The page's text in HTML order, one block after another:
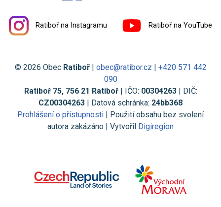
Ratiboř na Instagramu Ratiboř na YouTube
© 2026 Obec Ratiboř| obec@ratibor.cz | +420 571 442
090
Ratiboř 75, 756 21 Ratiboř| IČO: 00304263| DIČ:
CZ00304263 | Datová schránka: 24bb368
Prohlášení o přístupnosti | Použití obsahu bez svolení
autora zakázáno | Vytvořil Digiregion